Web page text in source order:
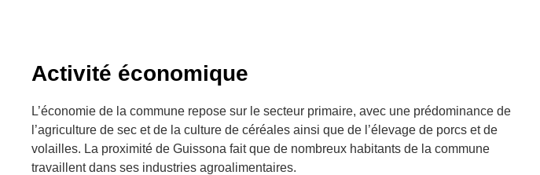
Activité économique
L’économie de la commune repose sur le secteur primaire, avec une prédominance de
l’agriculture de sec et de la culture de céréales ainsi que de l’élevage de porcs et de
volailles. La proximité de Guissona fait que de nombreux habitants de la commune
travaillent dans ses industries agroalimentaires.